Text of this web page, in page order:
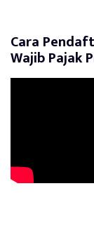
Cara
Wajib Pajak